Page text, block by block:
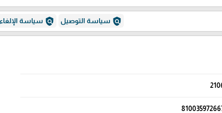
policy سياسة التوصيل policy سياسة الإلغاء